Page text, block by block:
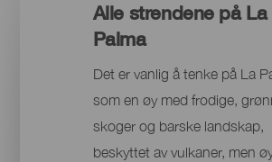
Alle strendene på La
Palma
Det er vanlig å tenke på La
som en øy med frodige,
skoger og barske landskap,
beskyttet av vulkaner, men